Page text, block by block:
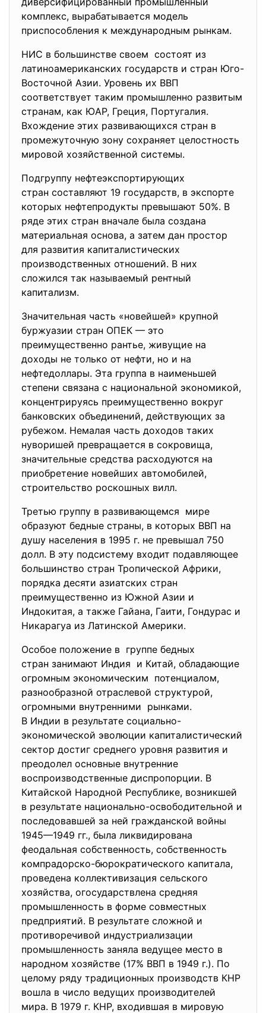
комплекс, вырабатывается модель
приспособления к международным рынкам.
НИС в большинстве своем состоят из
латиноамериканских государств и стран Юго-
Восточной Азии. Уровень их ВВП
соответствует таким промышленно развитым
странам, как ЮАР, Греция, Португалия.
Вхождение этих развивающихся стран в
промежуточную зону сохраняет целостность
мировой хозяйственной системы.
Подгруппу нефтеэкспортирующих
стран составляют 19 государств, в экспорте
которых нефтепродукты превышают 50%. В
ряде этих стран вначале была создана
материальная основа, а затем дан простор
для развития капиталистических
производственных отношений. В них
сложился так называемый рентный
капитализм.
Значительная часть «новейшей» крупной
буржуазии стран ОПЕК — это
преимущественно рантье, живущие на
доходы не только от нефти, но и на
нефтедоллары. Эта группа в наименьшей
степени связана с национальной экономикой,
концентрируясь преимущественно вокруг
банковских объединений, действующих за
рубежом. Немалая часть доходов таких
нуворишей превращается в сокровища,
значительные средства расходуются на
приобретение новейших автомобилей,
строительство роскошных вилл.
Третью группу в развивающемся мире
образуют бедные страны, в которых ВВП на
душу населения в 1995 г. не превышал 750
долл. В эту подсистему входит подавляющее
большинство стран Тропической Африки,
порядка десяти азиатских стран
преимущественно из Южной Азии и
Индокитая, а также Гайана, Гаити, Гондурас и
Никарагуа из Латинской Америки.
Особое положение в группе бедных
стран занимают Индия и Китай, обладающие
огромным экономическим потенциалом,
разнообразной отраслевой структурой,
огромными внутренними рынками.
В Индии в результате социально-
экономической эволюции капиталистический
сектор достиг среднего уровня развития и
преодолел основные внутренние
воспроизводственные диспропорции. В
Китайской Народной Республике, возникшей
в результате национально-освободительной и
последовавшей за ней гражданской войны
1945—1949 гг., была ликвидирована
феодальная собственность, собственность
компрадорско-бюрократического капитала,
проведена коллективизация сельского
хозяйства, огосударствлена средняя
промышленность в форме совместных
предприятий. В результате сложной и
противоречивой индустриализации
промышленность заняла ведущее место в
народном хозяйстве (17% ВВП в 1949 г.). По
целому ряду традиционных производств КНР
вошла в число ведущих производителей
мира. В 1979 г. КНР, входившая в мировую